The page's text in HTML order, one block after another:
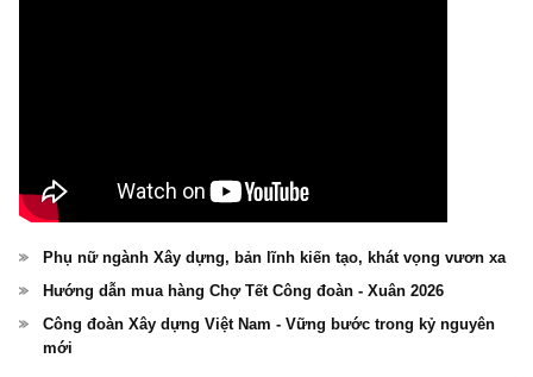
Phụ nữ ngành Xây dựng, bản lĩnh kiến tạo, khát vọng vươn xa
Hướng dẫn mua hàng Chợ Tết Công đoàn - Xuân 2026
Công đoàn Xây dựng Việt Nam - Vững bước trong kỷ nguyên
mới